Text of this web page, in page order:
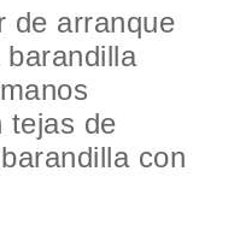
de arranque
tejas de
con